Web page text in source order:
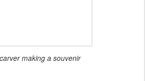
making a souvenir